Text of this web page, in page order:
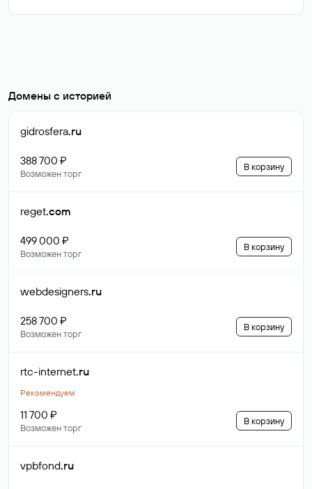
Домены с историей
gidrosfera.ru
388 700 ₽
Возможен торг
В корзину
reget.com
499 000 ₽
Возможен торг
В корзину
webdesigners.ru
258 700 ₽
Возможен торг
В корзину
rtc-internet.ru
Рекомендуем
11 700 ₽
Возможен торг
В корзину
vpbfond.ru